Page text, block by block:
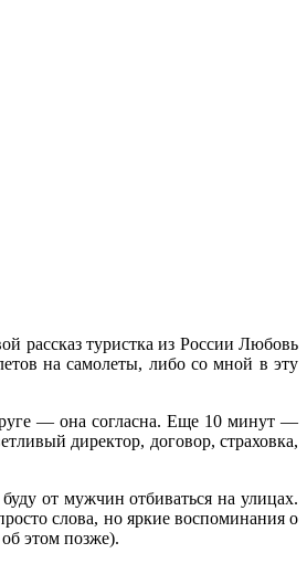
рассказ туристка из России Любовь
на самолеты, либо со мной в эту
— она согласна. Еще 10 минут —
директор, договор, страховка,
от мужчин отбиваться на улицах.
слова, но яркие воспоминания о
этом позже).